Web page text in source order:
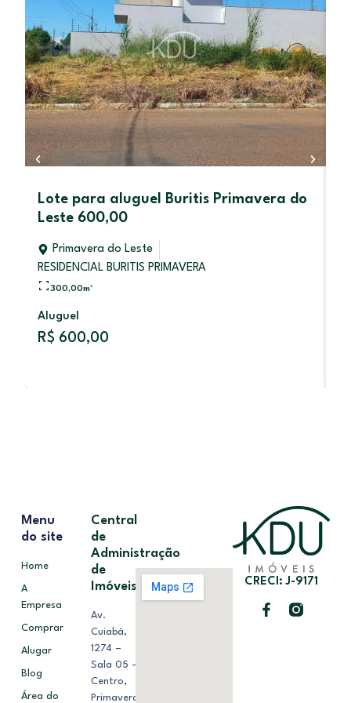
Lote para aluguel Buritis Primavera do
Leste 600,00
Primavera do Leste
RESIDENCIAL BURITIS PRIMAVERA
300,00m²
Aluguel
R$ 600,00
CRECI: J-9171
Menu
do site
Home
A
Empresa
Comprar
Alugar
Blog
Área do
Central
de
Administração
de
Imóveis
Av.
Cuiabá,
1274 –
Sala 05 –
Centro,
Primavera